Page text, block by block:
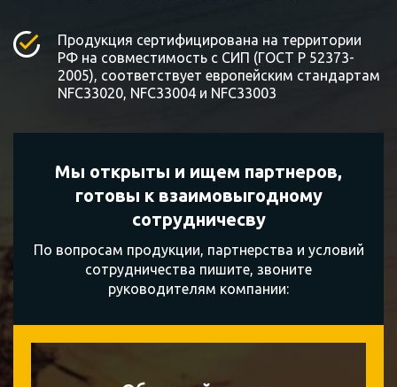
Продукция сертифицирована на территории
РФ на совместимость с СИП (ГОСТ Р 52373-
2005), соответствует европейским стандартам
NFC33020, NFC33004 и NFC33003
Мы открыты и ищем партнеров,
готовы квзаимовыгодному
сотрудничесву
По вопросам продукции, партнерства и условий
сотрудничества пишите, звоните
руководителям компании: